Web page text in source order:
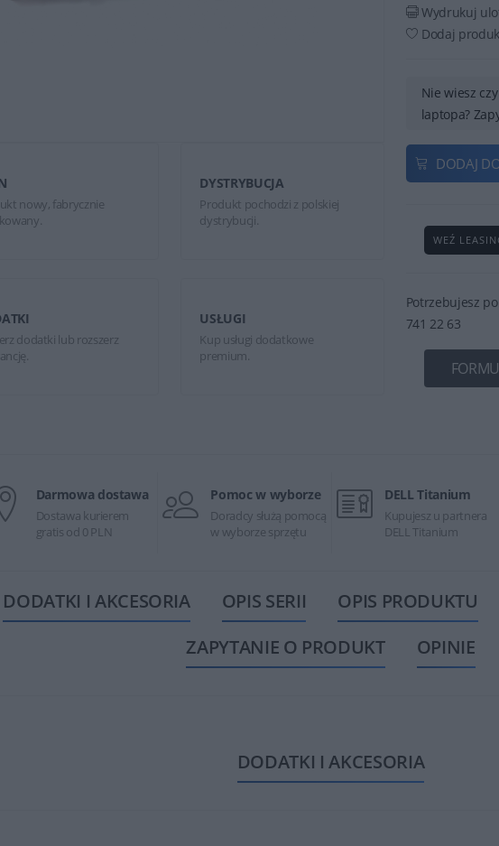
nowy, fabrycznie
DYSTRYBUCJA
Produkt pochodzi z polskiej
dystrybucji.
dodatki lub rozszerz
USŁUGI
Kup usługi dodatkowe
premium.
Wydrukuj
Dodaj
Nie wiesz
laptopa?
DODAJ
WEŹ
Potrzebujesz
741 22 63
Darmowa dostawa
Dostawa kurierem
gratis od 0 PLN
Pomoc w wyborze
Doradcy służą pomocą
w wyborze sprzętu
DELL Titanium
Kupujesz u partnera
DELL Titanium
DODATKI I AKCESORIA OPIS SERII OPIS PRODUKTU
ZAPYTANIE O PRODUKT
OPINIE
DODATKI I AKCESORIA